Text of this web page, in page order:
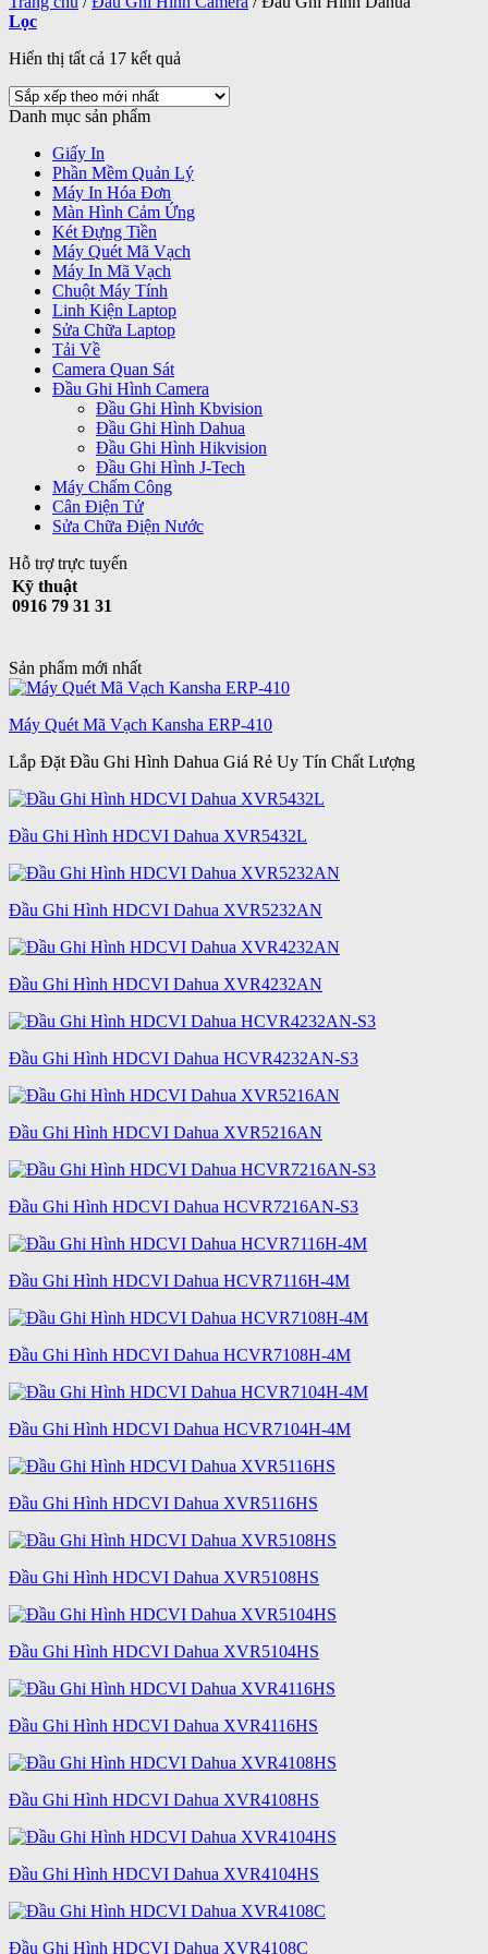
Lọc
Hiển thị tất cả 17 kết quả
Danh mục sản phẩm
Giấy In
Phần Mềm Quản Lý
Máy In Hóa Đơn
Màn Hình Cảm Ứng
Két Đựng Tiền
Máy Quét Mã Vạch
Máy In Mã Vạch
Chuột Máy Tính
Linh Kiện Laptop
Sửa Chữa Laptop
Tải Về
Camera Quan Sát
Đầu Ghi Hình Camera
Đầu Ghi Hình Kbvision
Đầu Ghi Hình Dahua
Đầu Ghi Hình Hikvision
Đầu Ghi Hình J-Tech
Máy Chấm Công
Cân Điện Tử
Sửa Chữa Điện Nước
Hỗ trợ trực tuyến
Kỹ thuật
0916 79 31 31
Sản phẩm mới nhất
Máy Quét Mã Vạch Kansha ERP-410
Lắp Đặt Đầu Ghi Hình Dahua Giá Rẻ Uy Tín Chất Lượng
Đầu Ghi Hình HDCVI Dahua XVR5432L
Đầu Ghi Hình HDCVI Dahua XVR5232AN
Đầu Ghi Hình HDCVI Dahua XVR4232AN
Đầu Ghi Hình HDCVI Dahua HCVR4232AN-S3
Đầu Ghi Hình HDCVI Dahua XVR5216AN
Đầu Ghi Hình HDCVI Dahua HCVR7216AN-S3
Đầu Ghi Hình HDCVI Dahua HCVR7116H-4M
Đầu Ghi Hình HDCVI Dahua HCVR7108H-4M
Đầu Ghi Hình HDCVI Dahua HCVR7104H-4M
Đầu Ghi Hình HDCVI Dahua XVR5116HS
Đầu Ghi Hình HDCVI Dahua XVR5108HS
Đầu Ghi Hình HDCVI Dahua XVR5104HS
Đầu Ghi Hình HDCVI Dahua XVR4116HS
Đầu Ghi Hình HDCVI Dahua XVR4108HS
Đầu Ghi Hình HDCVI Dahua XVR4104HS
Đầu Ghi Hình HDCVI Dahua XVR4108C